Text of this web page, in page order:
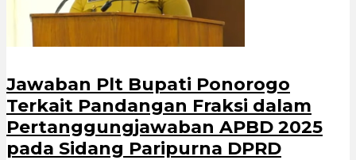
Jawaban Plt Bupati Ponorogo
Terkait Pandangan Fraksi dalam
Pertanggungjawaban APBD 2025
pada Sidang Paripurna DPRD